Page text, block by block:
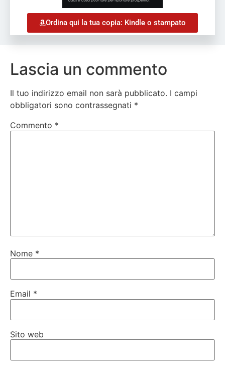
Ordina qui la tua copia: Kindle o stampato
Lascia un commento
Il tuo indirizzo email non sarà pubblicato. I campi
obbligatori sono contrassegnati *
Commento *
Nome *
Email *
Sito web